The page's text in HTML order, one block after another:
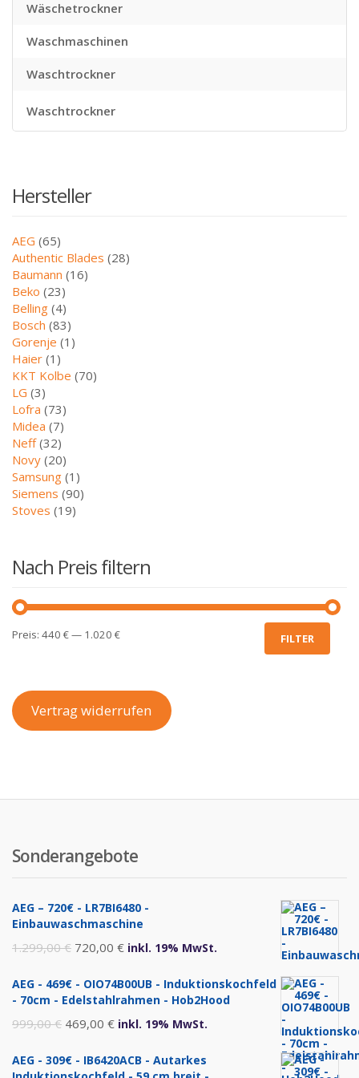
Wäschetrockner
Waschmaschinen
Waschtrockner
Waschtrockner
Hersteller
AEG (65)
Authentic Blades (28)
Baumann (16)
Beko (23)
Belling (4)
Bosch (83)
Gorenje (1)
Haier (1)
KKT Kolbe (70)
LG (3)
Lofra (73)
Midea (7)
Neff (32)
Novy (20)
Samsung (1)
Siemens (90)
Stoves (19)
Nach Preis filtern
Min.
Max.
FILTER
Preis: 440 €— 1.020 €
Vertrag widerrufen
Sonderangebote
AEG – 720€ - LR7BI6480 -
Einbauwaschmaschine
1.299,00€ Ursprünglicher
war:
720,00 €Aktueller
ist:
inkl. 19% MwSt.
AEG - 469€ - OIO74B00UB - Induktionskochfeld
- 70cm - Edelstahlrahmen - Hob2Hood
999,00€ Ursprünglicher
war:
469,00 €Aktueller
ist:
inkl. 19% MwSt.
AEG - 309€ - IB6420ACB - Autarkes